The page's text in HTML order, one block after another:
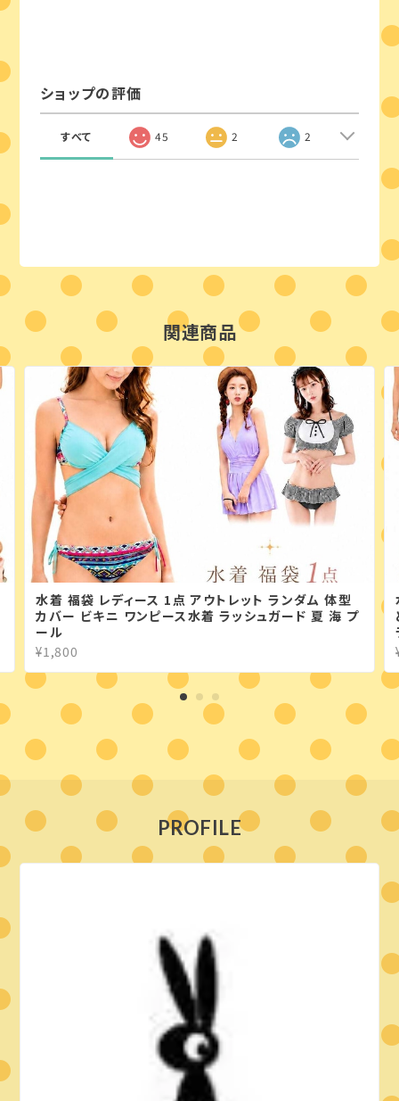
ショップの評価
すべて 45 2 2
関連商品
水着 福袋 レディース 1点 アウトレット ランダム 体型
カバー ビキニ ワンピース水着 ラッシュガード 夏 海 プ
ール
¥1,800
PROFILE